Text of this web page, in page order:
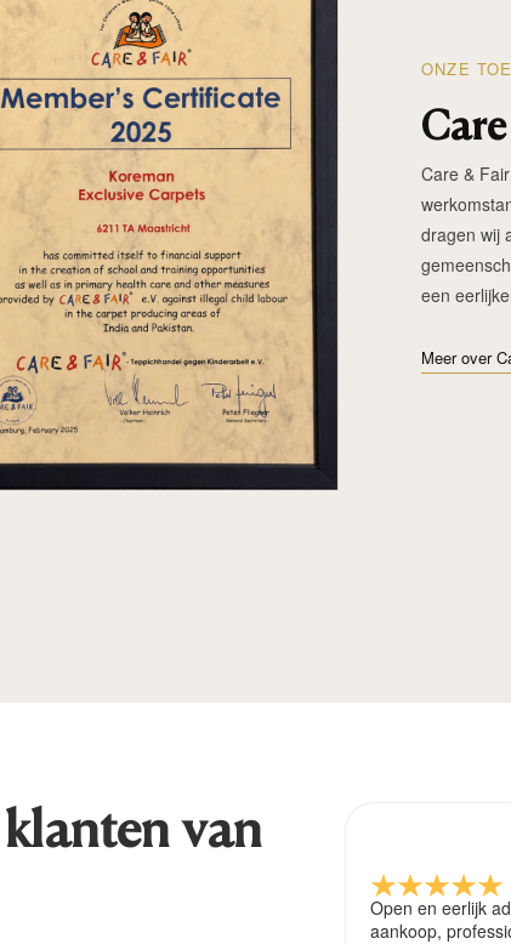
ONZE
Care &
dragen wij
een
Meer over
van
Open en eerlijk
aankoop,